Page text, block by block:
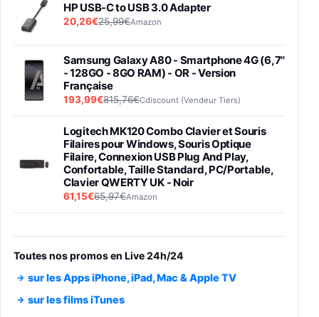
HP USB-C to USB 3.0 Adapter
20,26€25,99€Amazon
Samsung Galaxy A80 - Smartphone 4G (6,7''
- 128GO - 8GO RAM) - OR - Version
Française
193,99€815,76€Cdiscount (Vendeur Tiers)
Logitech MK120 Combo Clavier et Souris
Filaires pour Windows, Souris Optique
Filaire, Connexion USB Plug And Play,
Confortable, Taille Standard, PC/Portable,
Clavier QWERTY UK - Noir
61,15€65,97€Amazon
entraénement direct 3 vitesses (33-45-78
trs/min) avec pre-ampli intégré et port USB
Smartphone SAMSUNG Galaxy S26 Ultra
Toutes nos promos en Live 24h/24
sur les Apps iPhone, iPad, Mac & Apple TV
sur les films iTunes